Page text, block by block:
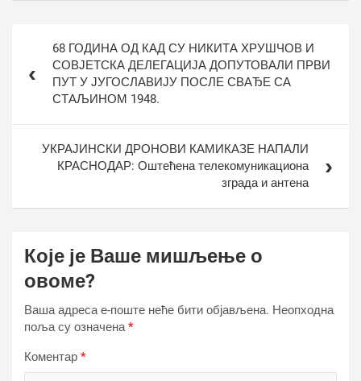
чланка68 ГОДИНА ОД КАД СУ НИКИТА ХРУШЧОВ И
СОВЈЕТСКА ДЕЛЕГАЦИЈА ДОПУТОВАЛИ ПРВИ
ПУТ У ЈУГОСЛАВИЈУ ПОСЛЕ СВАЂЕ СА
СТАЉИНОМ 1948.
УКРАЈИНСКИ ДРОНОВИ КАМИКАЗЕ НАПАЛИ
КРАСНОДАР: Оштећена телекомуникациона
зграда и антена
Које је Ваше мишљење о
овоме?
Ваша адреса е-поште неће бити објављена. Неопходна
поља су означена*
Коментар *